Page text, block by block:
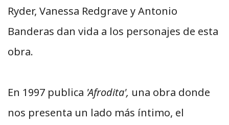
Ryder, Vanessa Redgrave y Antonio
Banderas dan vida a los personajes de esta
obra.
En 1997 publica 'Afrodita', una obra donde
nos presenta un lado más íntimo, el